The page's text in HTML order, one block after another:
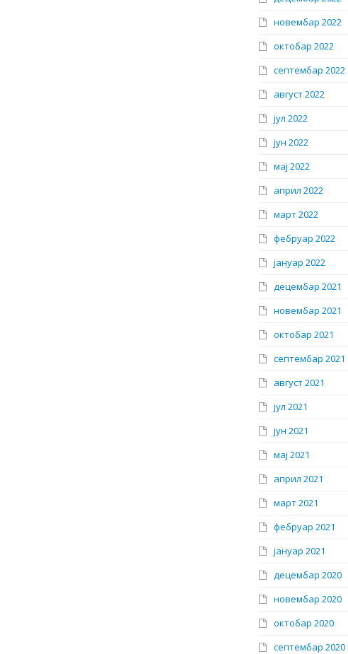
новембар 2022
октобар 2022
септембар 2022
август 2022
јул 2022
јун 2022
мај 2022
април 2022
март 2022
фебруар 2022
јануар 2022
децембар 2021
новембар 2021
октобар 2021
септембар 2021
август 2021
јул 2021
јун 2021
мај 2021
април 2021
март 2021
фебруар 2021
јануар 2021
децембар 2020
новембар 2020
октобар 2020
септембар 2020